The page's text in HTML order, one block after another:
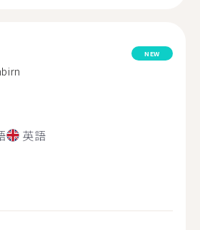
NEW
英語